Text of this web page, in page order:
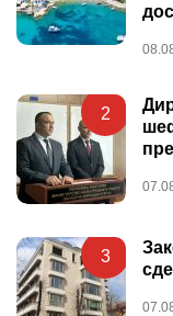
2
3